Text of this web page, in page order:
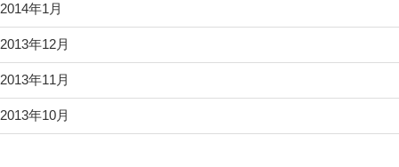
2014年1月
2013年12月
2013年11月
2013年10月